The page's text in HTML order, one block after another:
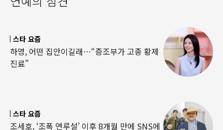
스타 요즘
하영, 어떤 집안이길래…“증조부가 고종 황제
진료”
스타 요즘
조세호, ‘조폭 연루설’ 이후 8개월 만에 SNS에